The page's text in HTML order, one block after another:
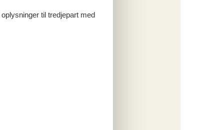
til tredjepart med